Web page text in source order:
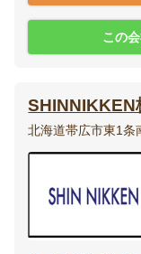
この
SHINNIKKEN
北海道帯広市東1条